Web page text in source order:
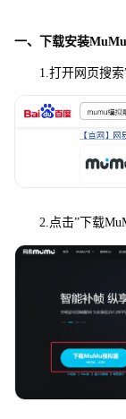
一、下载安装
1.打开网页搜索
2.点击”下载